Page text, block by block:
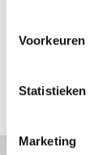
Voorkeuren
Statistieken
Marketing